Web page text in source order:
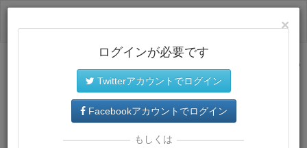
サイトトップに戻る
プレミアム会員では、教材がダウンロードでき、快適な動画
再生環境が提供されます。
×
ログインが必要です
Twitterアカウントでログイン
Facebookアカウントでログイン
もしくは